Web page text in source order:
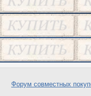
Форум совместных